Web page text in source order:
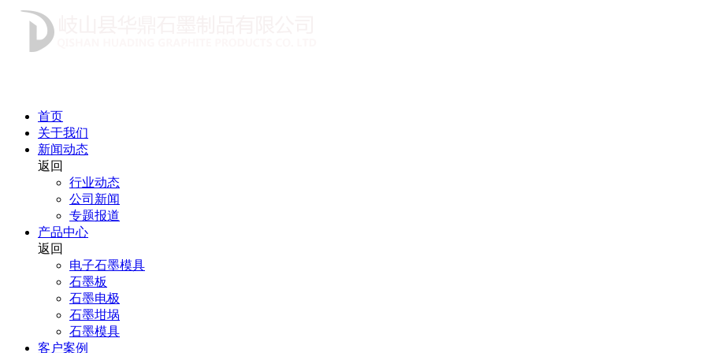
首页
关于我们
新闻动态
返回
行业动态
公司新闻
专题报道
产品中心
返回
电子石墨模具
石墨板
石墨电极
石墨坩埚
石墨模具
客户案例